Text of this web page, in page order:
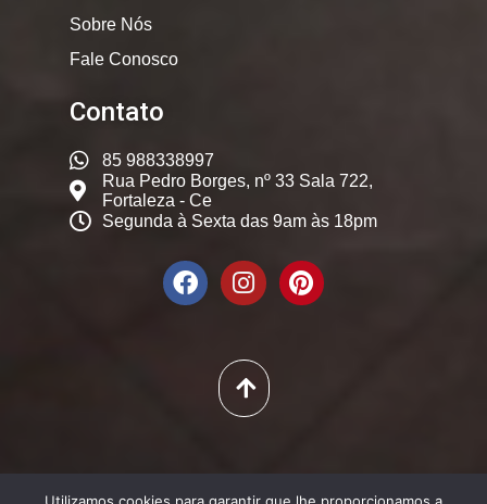
Sobre Nós
Fale Conosco
Contato
85 988338997
Rua Pedro Borges, nº 33 Sala 722,
Fortaleza - Ce
Segunda à Sexta das 9am às 18pm
© 2025. Dicas Constantes,